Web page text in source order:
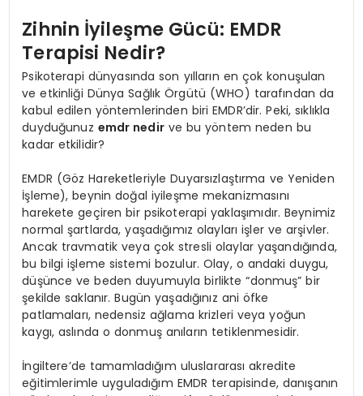
Zihnin İyileşme Gücü: EMDR
Terapisi Nedir?
Psikoterapi dünyasında son yılların en çok konuşulan
ve etkinliği Dünya Sağlık Örgütü (WHO) tarafından da
kabul edilen yöntemlerinden biri EMDR’dir. Peki, sıklıkla
duyduğunuz emdr nedirve bu yöntem neden bu
kadar etkilidir?
EMDR (Göz Hareketleriyle Duyarsızlaştırma ve Yeniden
İşleme), beynin doğal iyileşme mekanizmasını
harekete geçiren bir psikoterapi yaklaşımıdır. Beynimiz
normal şartlarda, yaşadığımız olayları işler ve arşivler.
Ancak travmatik veya çok stresli olaylar yaşandığında,
bu bilgi işleme sistemi bozulur. Olay, o andaki duygu,
düşünce ve beden duyumuyla birlikte “donmuş” bir
şekilde saklanır. Bugün yaşadığınız ani öfke
patlamaları, nedensiz ağlama krizleri veya yoğun
kaygı, aslında o donmuş anıların tetiklenmesidir.
İngiltere’de tamamladığım uluslararası akredite
eğitimlerimle uyguladığım EMDR terapisinde, danışanın